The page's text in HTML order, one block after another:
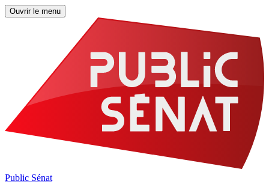
Ouvrir le menu
Public Sénat